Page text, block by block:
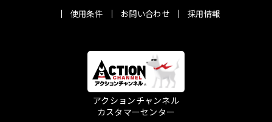
使用条件
お問い合わせ 採用情報
アクションチャンネル
カスタマーセンター